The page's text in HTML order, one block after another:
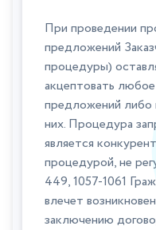
При проведении
предложений
процедуры)
акцептовать
предложений либо
них. Процедура
является
процедурой, не
449, 1057-1061
влечет
заключению